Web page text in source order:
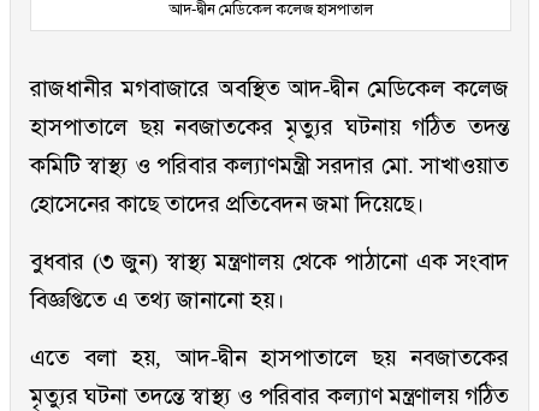
আদ-দ্বীন মেডিকেল কলেজ হাসপাতাল
রাজধানীর মগবাজারে অবস্থিত আদ-দ্বীন মেডিকেল কলেজ
হাসপাতালে ছয় নবজাতকের মৃত্যুর ঘটনায় গঠিত তদন্ত
কমিটি স্বাস্থ্য ও পরিবার কল্যাণমন্ত্রী সরদার মো. সাখাওয়াত
হোসেনের কাছে তাদের প্রতিবেদন জমা দিয়েছে।
বুধবার (৩ জুন) স্বাস্থ্য মন্ত্রণালয় থেকে পাঠানো এক সংবাদ
বিজ্ঞপ্তিতে এ তথ্য জানানো হয়।
এতে বলা হয়, আদ-দ্বীন হাসপাতালে ছয় নবজাতকের
মৃত্যুর ঘটনা তদন্তে স্বাস্থ্য ও পরিবার কল্যাণ মন্ত্রণালয় গঠিত